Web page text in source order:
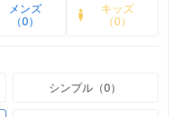
メンズ
（0）
キッズ
（0）
シンプル（0）